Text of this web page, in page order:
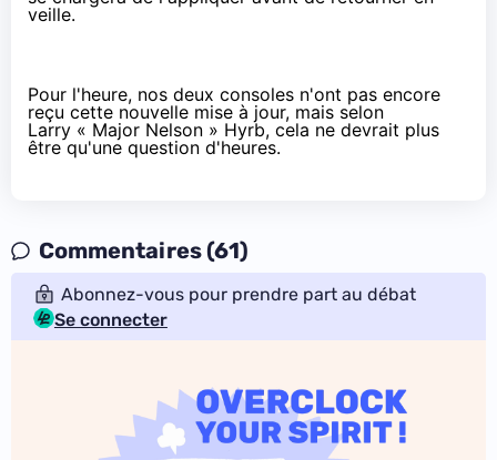
veille.
Pour l'heure, nos deux consoles n'ont pas encore
reçu cette nouvelle mise à jour, mais selon
Larry « Major Nelson » Hyrb, cela ne devrait plus
être qu'une question d'heures.
Commentaires (61)
Abonnez-vous pour prendre part au débat
Se connecter